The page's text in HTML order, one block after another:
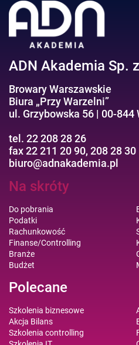
ADN Akademia Sp.
Browary Warszawskie
Biura „Przy Warzelni”
ul. Grzybowska 56 | 00-844
tel. 22 208 28 26
fax 22 211 20 90, 208 28 30
biuro@adnakademia.pl
Na skróty
Do pobrania
Podatki
Rachunkowość
Finanse/Controlling
Branże
Budżet
Polecane
Szkolenia biznesowe
Akcja Bilans
Szkolenia controlling